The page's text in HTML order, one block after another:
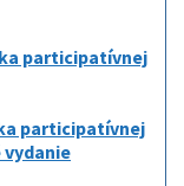
participatívnej
participatívnej